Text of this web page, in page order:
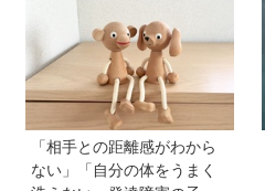
「相手との距離感がわから
ない」「自分の体をうまく